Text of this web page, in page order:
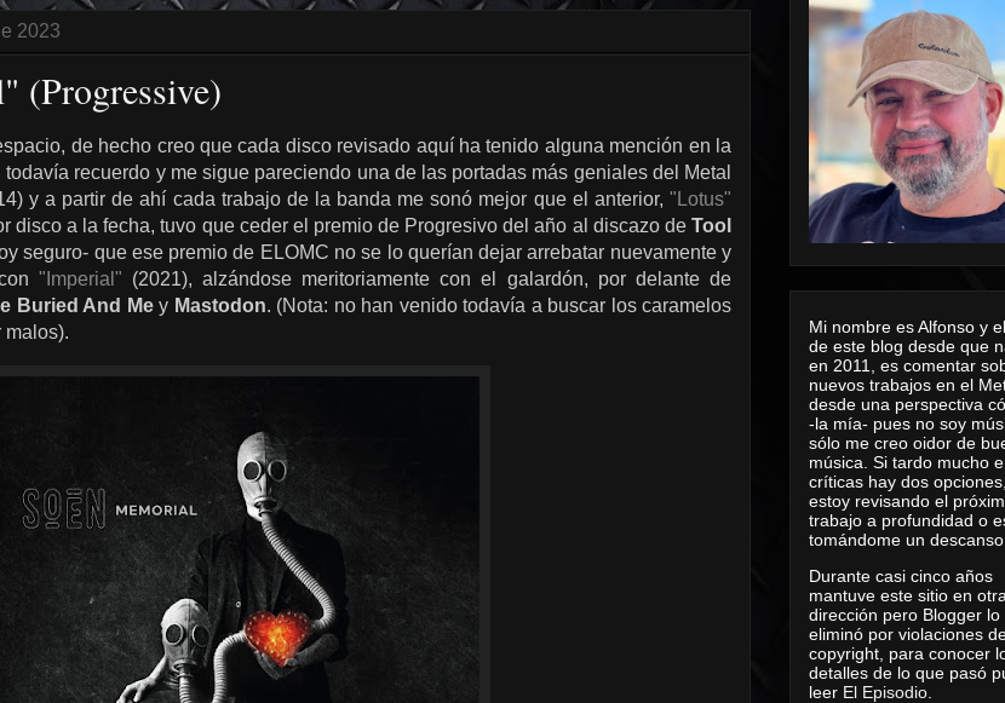
2023
(Progressive)
de hecho creo que cada disco revisado aquí ha tenido alguna mención en la
recuerdo y me sigue pareciendo una de las portadas más geniales del Metal
y a partir de ahí cada trabajo de la banda me sonó mejor que el anterior,"Lotus"
disco a la fecha, tuvo que ceder el premio de Progresivo del año al discazo de Tool
seguro- que ese premio de ELOMC no se lo querían dejar arrebatar nuevamente y
"Imperial" (2021), alzándose meritoriamente con el galardón, por delante de
Buried And Mey Mastodon. (Nota: no han venido todavía a buscar los caramelos
malos).
Mi nombre es Alfonso y
de este blog desde que
en 2011, es comentar
nuevos trabajos en el
desde una perspectiva
-la mía- pues no soy
sólo me creo oidor de
música. Si tardo mucho
críticas hay dos
estoy revisando el
trabajo a profundidad o
tomándome un
Durante casi cinco años
mantuve este sitio en
dirección pero Blogger lo
eliminó por violaciones
copyright, para conocer
detalles de lo que pasó
leer El Episodio